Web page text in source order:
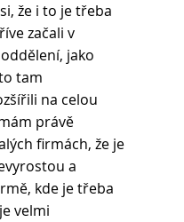
že i to je třeba
začali v
jako
tam
na celou
právě
firmách, že je
a
kde je třeba
velmi